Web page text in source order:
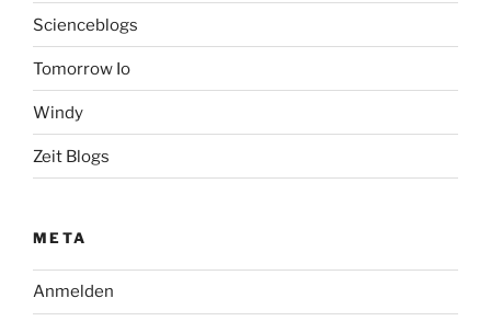
Scienceblogs
Tomorrow Io
Windy
Zeit Blogs
META
Anmelden